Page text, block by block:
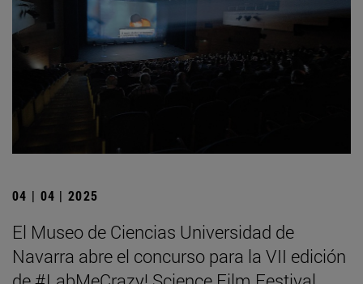
04 | 04 | 2025
El Museo de Ciencias Universidad de
Navarra abre el concurso para la VII edición